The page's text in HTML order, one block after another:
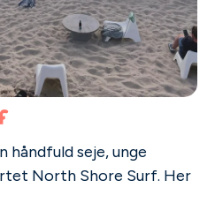
håndfuld seje, unge
North Shore Surf. Her